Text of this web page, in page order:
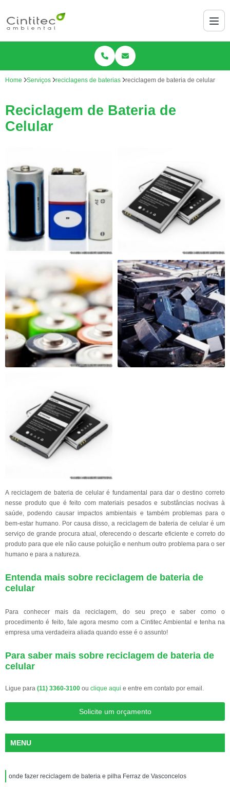
Home Serviços reciclagens de baterias reciclagem de bateria de celular
Reciclagem de Bateria de
Celular
A reciclagem de bateria de celular é fundamental para dar o destino correto
nesse produto que é feito com materiais pesados e substâncias nocivas à
saúde, podendo causar impactos ambientais e também problemas para o
bem-estar humano. Por causa disso, a reciclagem de bateria de celular é um
serviço de grande procura atual, oferecendo o descarte eficiente e correto do
produto para que ele não cause poluição e nenhum outro problema para o ser
humano e para a natureza.
Entenda mais sobre reciclagem de bateria de
celular
Para conhecer mais da reciclagem, do seu preço e saber como o
procedimento é feito, fale agora mesmo com a Cintitec Ambiental e tenha na
empresa uma verdadeira aliada quando esse é o assunto!
Para saber mais sobre reciclagem de bateria de
celular
Ligue para (11) 3360-3100 ou clique aqui e entre em contato por email.
Solicite um orçamento
MENU
onde fazer reciclagem de bateria e pilha Ferraz de Vasconcelos